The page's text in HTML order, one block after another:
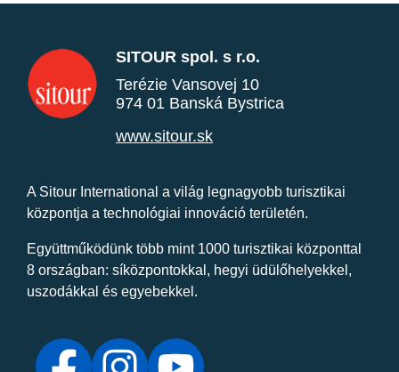
SITOUR spol. s r.o.
Terézie Vansovej 10
974 01 Banská Bystrica
www.sitour.sk
A Sitour International a világ legnagyobb turisztikai
központja a technológiai innováció területén.
Együttműködünk több mint 1000 turisztikai központtal
8 országban: síközpontokkal, hegyi üdülőhelyekkel,
uszodákkal és egyebekkel.